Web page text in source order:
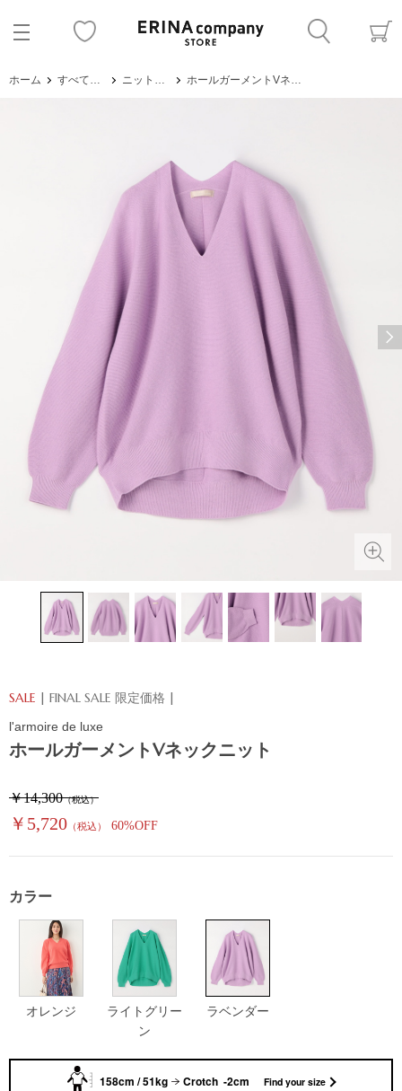
ホーム すべてのアイテム ニット・セーター ホールガーメントVネックニット
ホールガーメントVネックニット
SALE | FINAL SALE 限定価格 |
￥14,300（税込）
￥5,720 （税込） 60%OFF
l'armoire de luxe
カラー
オレンジ
ライトグリー
ン
ラベンダー
158cm / 51kg Crotch -2cm Find your size